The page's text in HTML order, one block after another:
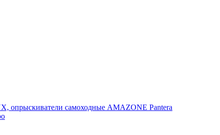
опрыскиватели самоходные AMAZONE Pantera